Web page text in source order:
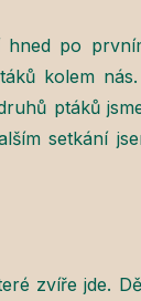
po
kolem
ptáků
setkání
zvíře jde.